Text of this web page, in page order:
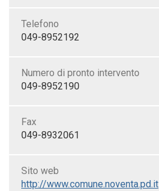
Telefono
049-8952192
Numero di pronto intervento
049-8952190
Fax
049-8932061
Sito web
http://www.comune.noventa.pd.it